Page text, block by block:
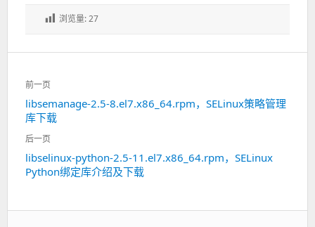
浏览量:27
文
章
导
航
前一页
上
一
篇：
libsemanage-2.5-8.el7.x86_64.rpm，SELinux策略管理
库下载
后一页
下
一
libselinux-python-2.5-11.el7.x86_64.rpm，SELinux
Python绑定库介绍及下载